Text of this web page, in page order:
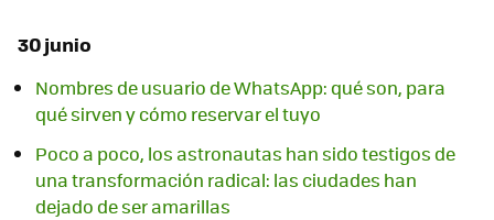
30 junio
Nombres de usuario de WhatsApp: qué son, para
qué sirven y cómo reservar el tuyo
Poco a poco, los astronautas han sido testigos de
una transformación radical: las ciudades han
dejado de ser amarillas